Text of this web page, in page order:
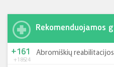
Rekomenduojamos
+185-24
+161 Abromiškių